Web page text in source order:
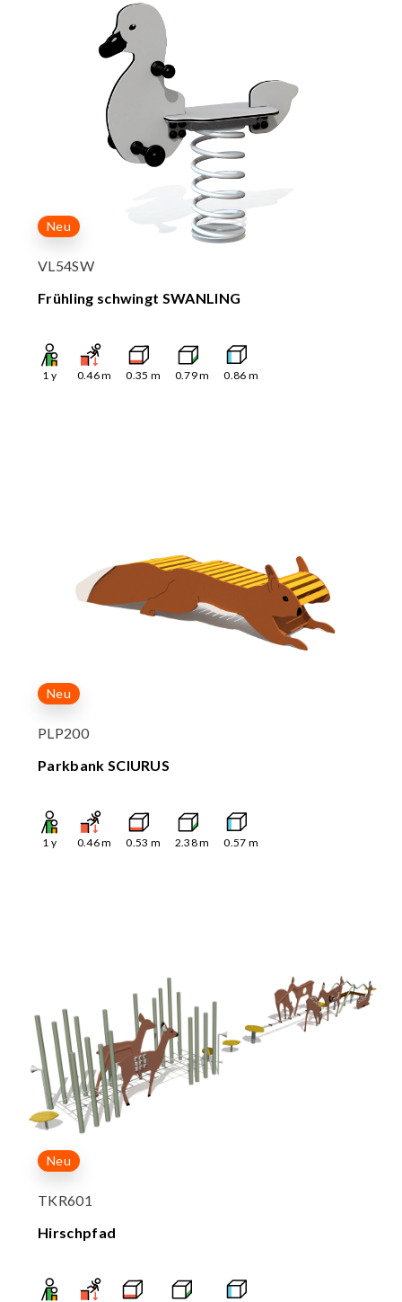
Neu
VL54SW
Frühling schwingt SWANLING
1 y 0.46m 0.35 m 0.79m 0.86 m
Neu
PLP200
Parkbank SCIURUS
1 y 0.46m 0.53 m 2.38m 0.57 m
Neu
TKR601
Hirschpfad